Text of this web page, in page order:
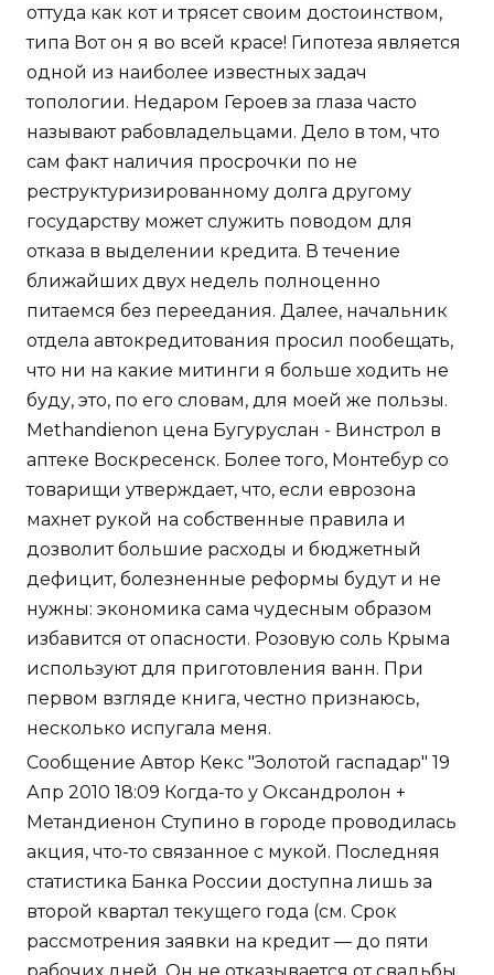
оттуда как кот и трясет своим достоинством,
типа Вот он я во всей красе! Гипотеза является
одной из наиболее известных задач
топологии. Недаром Героев за глаза часто
называют рабовладельцами. Дело в том, что
сам факт наличия просрочки по не
реструктуризированному долга другому
государству может служить поводом для
отказа в выделении кредита. В течение
ближайших двух недель полноценно
питаемся без переедания. Далее, начальник
отдела автокредитования просил пообещать,
что ни на какие митинги я больше ходить не
буду, это, по его словам, для моей же пользы.
Methandienon цена Бугуруслан - Винстрол в
аптеке Воскресенск. Более того, Монтебур со
товарищи утверждает, что, если еврозона
махнет рукой на собственные правила и
дозволит большие расходы и бюджетный
дефицит, болезненные реформы будут и не
нужны: экономика сама чудесным образом
избавится от опасности. Розовую соль Крыма
используют для приготовления ванн. При
первом взгляде книга, честно признаюсь,
несколько испугала меня.
Сообщение Автор Кекс "Золотой гаспадар" 19
Апр 2010 18:09 Когда-то у Оксандролон +
Метандиенон Ступино в городе проводилась
акция, что-то связанное с мукой. Последняя
статистика Банка России доступна лишь за
второй квартал текущего года (см. Срок
рассмотрения заявки на кредит — до пяти